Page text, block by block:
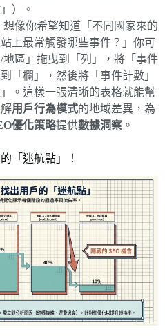
）。
想像你希望知道「不同國家來的
上最常觸發哪些事件？」你可
地區」拖曳到「列」，將「事件
「欄」，然後將「事件計數」
。這樣一張清晰的表格就能幫
用戶行為模式的地域差異，為
優化策略提供數據洞察 。
「迷航點」！